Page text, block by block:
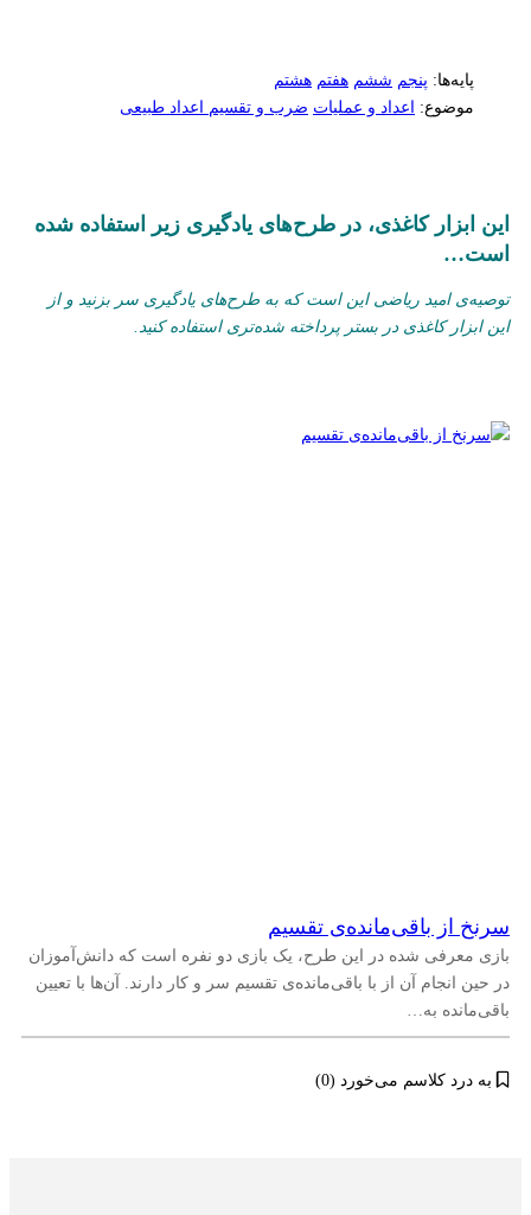
پایه‌ها: پنجم ششم هفتم هشتم
موضوع: اعداد و عملیات ضرب و تقسیم اعداد طبیعی
این ابزار کاغذی، در طرح‌های یادگیری زیر استفاده شده
است…
توصیه‌ی امید ریاضی این است که به طرح‌های یادگیری سر بزنید و از
این ابزار کاغذی در بستر پرداخته شده‌تری استفاده کنید.
سرنخ از باقی‌مانده‌ی تقسیم
بازی معرفی شده در این طرح، یک بازی دو نفره است که دانش‌آموزان
در حین انجام آن از با باقی‌مانده‌ی تقسیم سر و کار دارند. آن‌ها با تعیین
باقی‌مانده به…
به درد کلاسم می‌خورد (0)